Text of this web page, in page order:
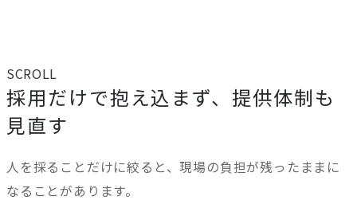
SCROLL
採用だけで抱え込まず、提供体制も
見直す
人を採ることだけに絞ると、現場の負担が残ったままに
なることがあります。